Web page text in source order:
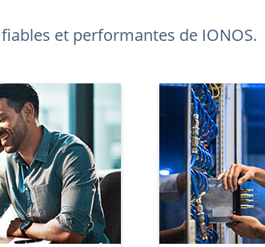
et performantes de IONOS.